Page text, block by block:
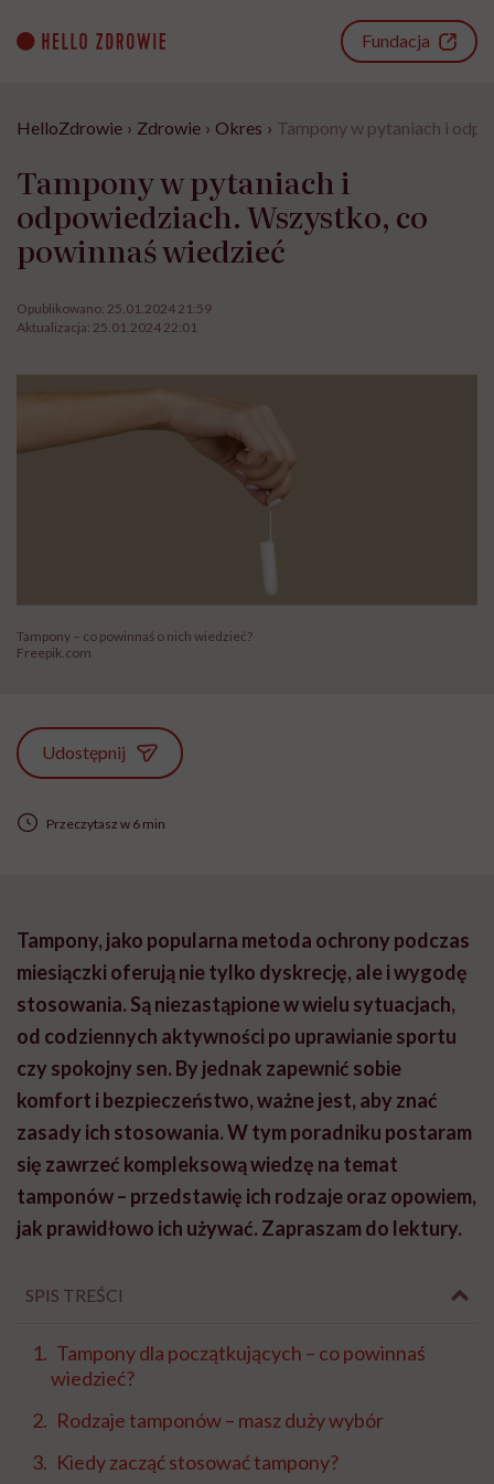
content
Fundacja
HelloZdrowie › Zdrowie › Okres › Tampony w pytaniach i
Tampony w pytaniach i
odpowiedziach. Wszystko, co
powinnaś wiedzieć
Opublikowano: 25.01.2024 21:59
Aktualizacja: 25.01.2024 22:01
Tampony – co powinnaś o nich wiedzieć?
Freepik.com
Udostępnij
Przeczytasz w 6 min
Tampony, jako popularna metoda ochrony podczas
miesiączki oferują nie tylko dyskrecję, ale i wygodę
stosowania. Są niezastąpione w wielu sytuacjach,
od codziennych aktywności po uprawianie sportu
czy spokojny sen. By jednak zapewnić sobie
komfort i bezpieczeństwo, ważne jest, aby znać
zasady ich stosowania. W tym poradniku postaram
się zawrzeć kompleksową wiedzę na temat
tamponów – przedstawię ich rodzaje oraz opowiem,
jak prawidłowo ich używać. Zapraszam do lektury.
SPIS TREŚCI
Tampony dla początkujących – co powinnaś
wiedzieć?
Rodzaje tamponów – masz duży wybór
Kiedy zacząć stosować tampony?